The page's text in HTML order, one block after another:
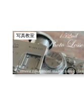
写真教室